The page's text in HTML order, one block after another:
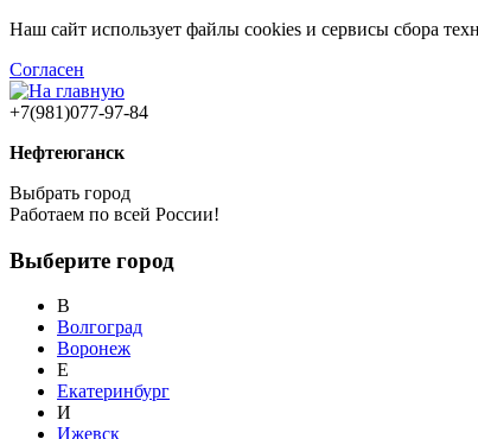
Наш сайт использует файлы cookies и сервисы сбора
Согласен
+7(981)077-97-84
Нефтеюганск
Выбрать город
Работаем по всей России!
Выберите город
В
Волгоград
Воронеж
Е
Екатеринбург
И
Ижевск